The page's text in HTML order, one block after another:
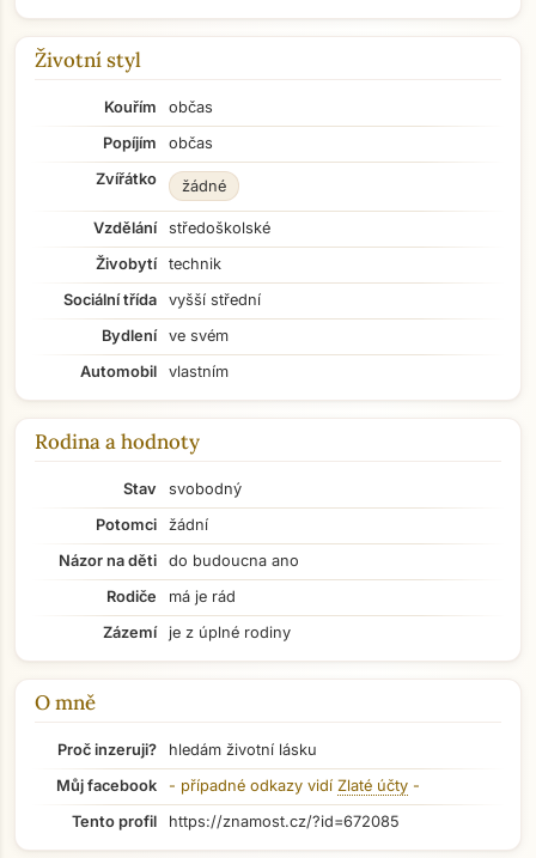
Přejít na hlavní obsah
Životní styl
Kouřím
občas
Popíjím
občas
Zvířátko
žádné
Vzdělání
středoškolské
Živobytí
technik
Sociální třída
vyšší střední
Bydlení
ve svém
Automobil
vlastním
Rodina a hodnoty
Stav
svobodný
Potomci
žádní
Názor na děti
do budoucna ano
Rodiče
má je rád
Zázemí
je z úplné rodiny
O mně
Proč inzeruji?
hledám životní lásku
Můj facebook
- případné odkazy vidí Zlaté účty -
Tento profil
https://znamost.cz/?id=672085